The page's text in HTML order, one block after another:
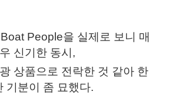
People을 실제로 보니 매
우 신기한 동시,
상품으로 전락한 것 같아 한
기분이 좀 묘했다.